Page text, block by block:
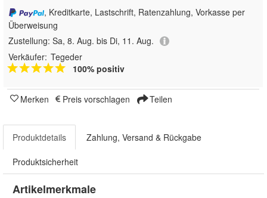
, Kreditkarte, Lastschrift, Ratenzahlung, Vorkasse per
Überweisung
Zustellung: Sa, 8. Aug. bis Di, 11. Aug.
Verkäufer: Tegeder
100% positiv
Merken Preis vorschlagen Teilen
Produktdetails Zahlung, Versand & Rückgabe
Produktsicherheit
Artikelmerkmale